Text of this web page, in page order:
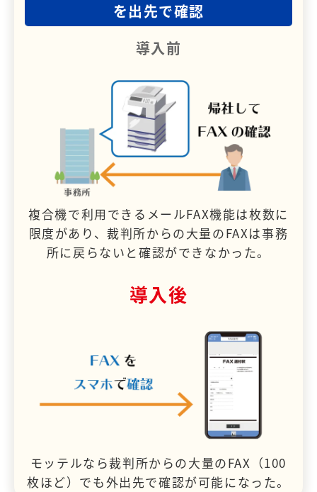
を出先で確認
導入前
複合機で利用できるメールFAX機能は枚数に
限度があり、裁判所からの大量のFAXは事務
所に戻らないと確認ができなかった。
導入後
モッテルなら裁判所からの大量のFAX（100
枚ほど）でも外出先で確認が可能になった。